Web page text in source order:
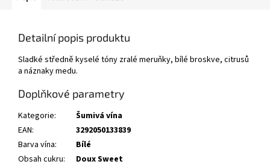
Detailní popis produktu
Sladké středně kyselé tóny zralé meruňky, bílé broskve, citrusů
a náznaky medu.
Doplňkové parametry
Kategorie:
Šumivá vína
EAN:
3292050133839
Barva vína:
Bílé
Obsah cukru:
Doux Sweet